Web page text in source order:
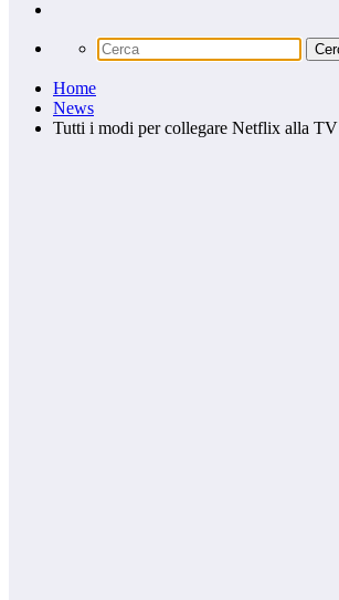
Home
News
Tutti i modi per collegare Netflix alla TV